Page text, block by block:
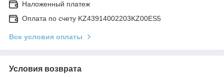
Наложенный платеж
Оплата по счету KZ43914002203KZ00ES5
Все условия оплаты
Условия возврата